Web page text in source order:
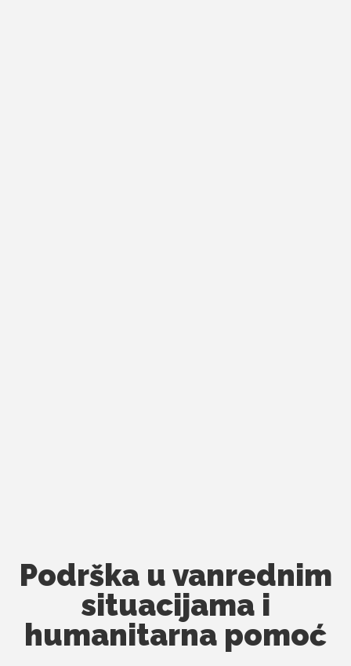
Podrška u vanrednim
situacijama i
humanitarna pomoć